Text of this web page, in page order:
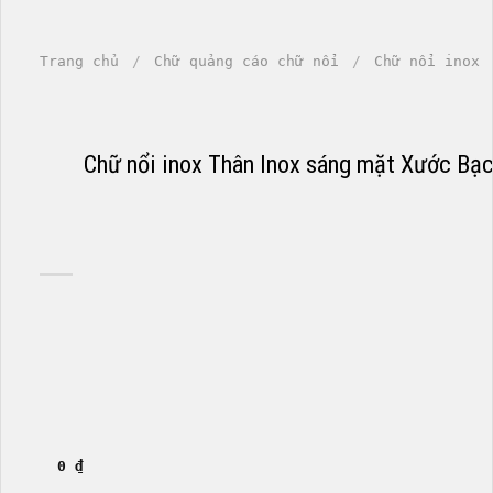
Trang chủ / Chữ quảng cáo chữ nổi / Chữ nổi inox
	Chữ nổi inox Thân Inox sáng mặt Xước Bạc
0 ₫